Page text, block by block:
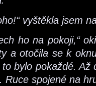
vyštěkla jsem
ho na pokoji,“
a otočila se k
to bylo pokaždé.
Ruce spojené na